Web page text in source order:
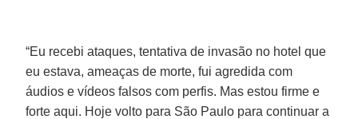
“Eu recebi ataques, tentativa de invasão no hotel que
eu estava, ameaças de morte, fui agredida com
áudios e vídeos falsos com perfis. Mas estou firme e
forte aqui. Hoje volto para São Paulo para continuar a